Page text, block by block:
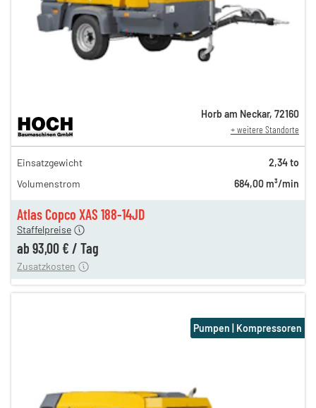
Atlas Copco XAS 188-14JD
162,00 €
135,00 €
112,00 €
Staffelpreise
ab 93,00 € / Tag
12,00 €
Zusatzkosten
Horb am Neckar, 72160
+ weitere Standorte
Einsatzgewicht
2,34 to
Volumenstrom
684,00 m³/min
Pumpen | Kompressoren